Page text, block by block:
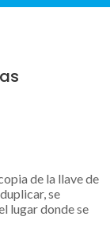
de la llave de
se
lugar donde se